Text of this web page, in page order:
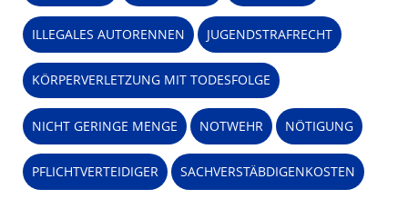
ILLEGALES AUTORENNEN JUGENDSTRAFRECHT
KÖRPERVERLETZUNG MIT TODESFOLGE
NICHT GERINGE MENGE NOTWEHR NÖTIGUNG
PFLICHTVERTEIDIGER SACHVERSTÄBDIGENKOSTEN